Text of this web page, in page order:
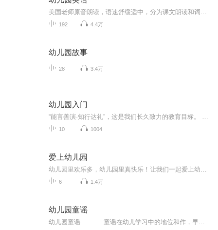
192 4.4万
幼儿园故事
28 3.4万
幼儿园入门
10 1004
爱上幼儿园
6 1.4万
幼儿园童谣